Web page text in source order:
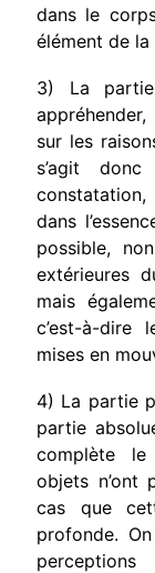
dans le
élément de la
3) La
sur les
s’agit
dans
possible,
extérieures
mais
c’est-à-dire
mises en
4) La partie
partie
complète le
objets n’ont
cas que
profonde.